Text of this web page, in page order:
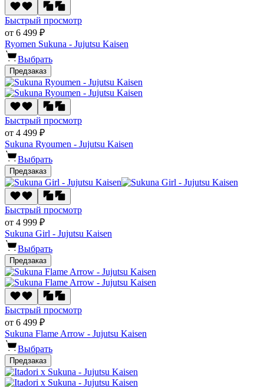
Быстрый просмотр
от 6 499 ₽
Ryomen Sukuna - Jujutsu Kaisen
Выбрать
Предзаказ
Быстрый просмотр
от 4 499 ₽
Sukuna Ryoumen - Jujutsu Kaisen
Выбрать
Предзаказ
Быстрый просмотр
от 4 999 ₽
Sukuna Girl - Jujutsu Kaisen
Выбрать
Предзаказ
Быстрый просмотр
от 6 499 ₽
Sukuna Flame Arrow - Jujutsu Kaisen
Выбрать
Предзаказ